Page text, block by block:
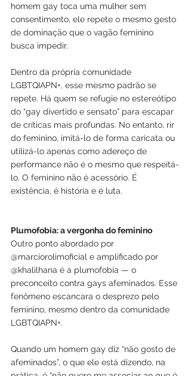
homem gay toca uma mulher sem
consentimento, ele repete o mesmo gesto
de dominação que o vagão feminino
busca impedir.
Dentro da própria comunidade
LGBTQIAPN+, esse mesmo padrão se
repete. Há quem se refugie no estereótipo
do “gay divertido e sensato” para escapar
de críticas mais profundas. No entanto, rir
do feminino, imitá-lo de forma caricata ou
utilizá-lo apenas como adereço de
performance não é o mesmo que respeitá-
lo. O feminino não é acessório. É
existência, é história e é luta.
Plumofobia: a vergonha do feminino
Outro ponto abordado por
@marciorolimoficial e amplificado por
@khalilhana é a plumofobia — o
preconceito contra gays afeminados. Esse
fenômeno escancara o desprezo pelo
feminino, mesmo dentro da comunidade
LGBTQIAPN+.
Quando um homem gay diz “não gosto de
afeminados”, o que ele está dizendo, na